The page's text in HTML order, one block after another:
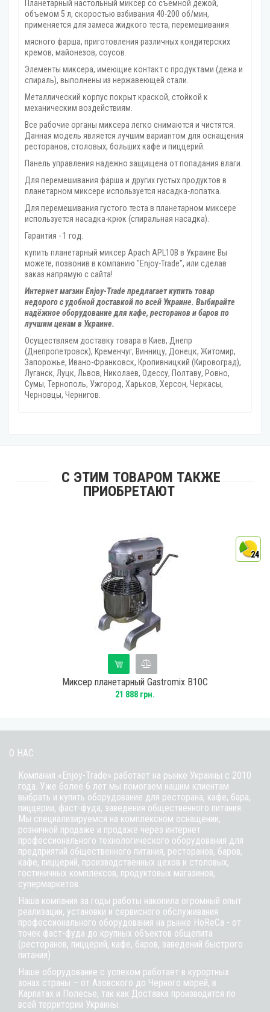
Планетарный настольный миксер со съемной дежой,
объемом 5 л, скоростью взбивания 40-200 об/мин,
применяется для замеса жидкого теста, перемешивания
мясного фарша, приготовления различных кондитерских
кремов, майонезов, соусов.
Элементы миксера, имеющие контакт с продуктами (дежа и
спираль), выполнены из нержавеющей стали.
Металлический корпус покрыт краской, стойкой к
механическим воздействиям.
Все рабочие органы миксера легко снимаются и чистятся.
Данная модель является лучшим вариантом для оснащения
ресторанов, столовых, больших кафе и пиццерий.
Панель управления надежно защищена от попадания влаги.
Для перемешивания фарша и других густых продуктов в
планетарном миксере используется насадка-лопатка.
Для перемешивания густого теста в планетарном миксере
используется насадка-крюк (спиральная насадка).
Гарантия - 1 год.
купить планетарный миксер Apach APL10B в Украине Вы
можете, позвонив в компанию "Enjoy-Trade", или сделав
заказ напрямую с сайта!
Интернет магзин Enjoy-Trade предлагает купить товар
недорого с удобной доставкой по всей Украине. Выбирайте
надёжное оборудование для кафе, ресторанов и баров по
лучшим ценам в Украине.
Осуществляем доставку товара в Киев, Днепр
(Днепропетровск), Кременчуг, Винницу, Донецк‎, Житомир,
Запорожье, Ивано-Франковск, Кропивницкий‎ (Кировоград),
Луганск, Луцк, Львов, Николаев, Одессу, Полтаву, Ровно,
Сумы, Тернополь, Ужгород‎, Харьков, Херсон‎, Черкасы,
Черновцы, Чернигов.
С ЭТИМ ТОВАРОМ ТАКЖЕ
ПРИОБРЕТАЮТ
24
Миксер планетарный Gastromix B10C
21 888 грн.
О НАС
Компания «Enjoy-Trade» работает на рынке Украины с 2010
года. Уже более 6 лет мы помогаем нашим клиентам
выбрать и купить оборудование для ресторана, кафе, бара,
пиццерии, фаст-фуда, заведения общественного питания.
Мы специализируемся на комплексном оснащении,
розничной продаже и продаже через интернет
профессионального технологического оборудования для
предприятий общественного питания, ресторанов, баров,
кафе, пиццерий, производственных цехов и столовых,
гостиничных комплексов, продуктовых магазинов,
супермаркетов.
Наша компания за годы работы накопила огромный опыт
реализации, установки и сервисного обслуживания
профессионального оборудования на рынке HoReCa - от
точек фаст-фуда до крупных объектов общепита
(ресторанов, пиццерий, кафе, баров, заведений быстрого
питания)
Наше оборудование с успехом работает в курортных
зонах страны – от Азовского до Черного морей, в
Карпатах и Полесье, так как Доставка производится по
всей территории Украины.